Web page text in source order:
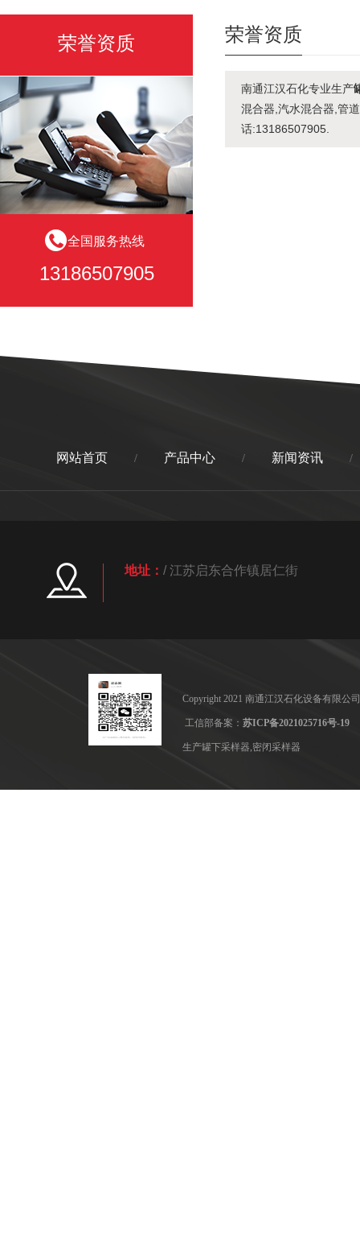
荣誉资质 荣誉资质
南通江汉石化专业生产
混合器,汽水混合器,管
话:13186507905.
全国服务热线
13186507905
网站首页 / 产品中心 / 新闻资讯 /
地址： / 江苏启东合作镇居仁街
Copyright 2021 南通江汉石化设备有
工信部备案： 苏ICP备2021025716号-19
生产罐下采样器,密闭采样器